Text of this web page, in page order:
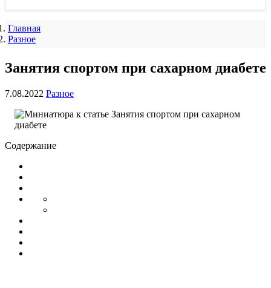
Главная
Разное
Занятия спортом при сахарном диабете
7.08.2022 Разное
Содержание